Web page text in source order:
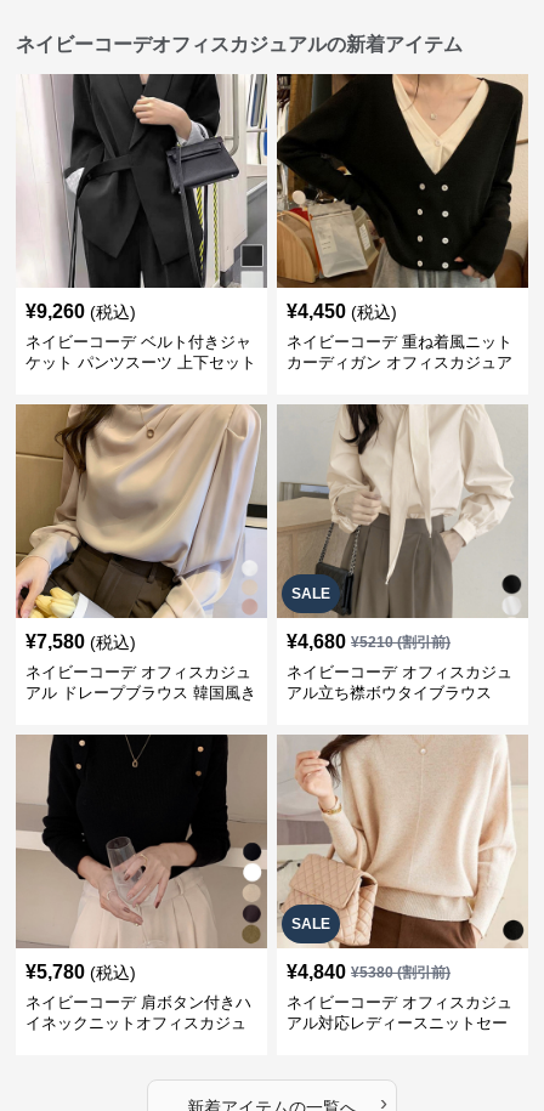
ネイビーコーデオフィスカジュアルの新着アイテム
¥9,260 (税込)
ネイビーコーデ ベルト付きジャ
ケット パンツスーツ 上下セット
¥4,450 (税込)
ネイビーコーデ 重ね着風ニット
カーディガン オフィスカジュア
¥7,580 (税込)
ネイビーコーデ オフィスカジュ
アル ドレープブラウス 韓国風き
SALE
¥4,680 ¥5210(割引前)
ネイビーコーデ オフィスカジュ
アル立ち襟ボウタイブラウス
¥5,780 (税込)
ネイビーコーデ 肩ボタン付きハ
イネックニットオフィスカジュ
SALE
¥4,840 ¥5380(割引前)
ネイビーコーデ オフィスカジュ
アル対応レディースニットセー
›